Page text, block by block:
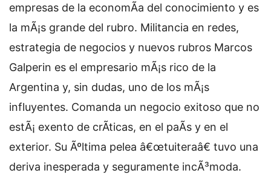
empresas de la economÃ­a del conocimiento y es
la mÃ¡s grande del rubro. Militancia en redes,
estrategia de negocios y nuevos rubros Marcos
Galperin es el empresario mÃ¡s rico de la
Argentina y, sin dudas, uno de los mÃ¡s
influyentes. Comanda un negocio exitoso que no
estÃ¡ exento de crÃ­ticas, en el paÃ­s y en el
exterior. Su Ãºltima pelea â€œtuiteraâ€ tuvo una
deriva inesperada y seguramente incÃ³moda.